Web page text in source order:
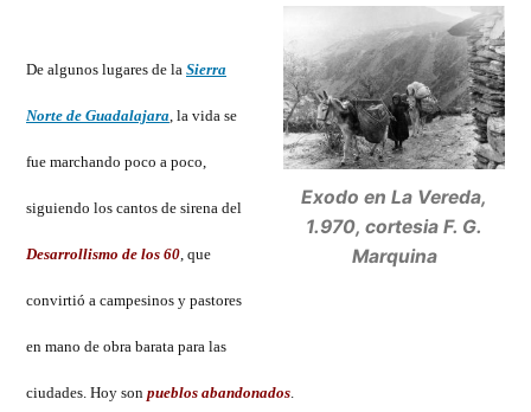
Exodo en La Vereda,
1.970, cortesia F. G.
Marquina
De algunos lugares de laSierra
Norte de Guadalajara, la vida se
fue marchando poco a poco,
siguiendo los cantos de sirena del
Desarrollismo de los 60, que
convirtió a campesinos y pastores
en mano de obra barata para las
ciudades. Hoy sonpueblos abandonados.